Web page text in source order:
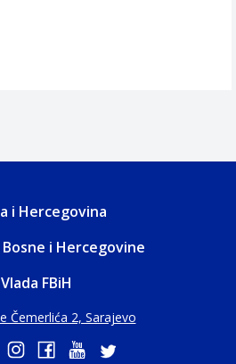
i Hercegovina
i Hercegovine
Vlada FBiH
Čemerlića 2, Sarajevo